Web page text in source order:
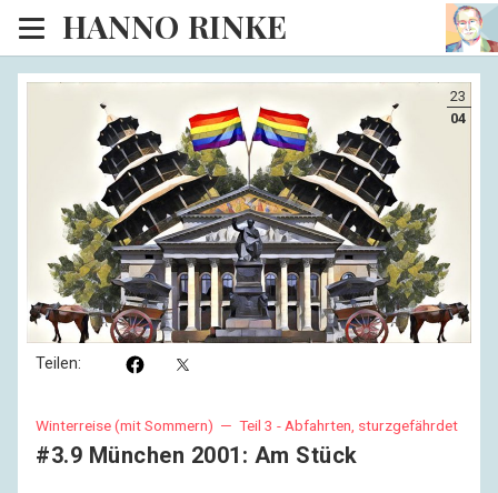
HANNO RINKE
Heim
EISINSEL
Sonntagspredigten
Blog
Lesesaal
Hörsaal
Kinosaal
Teilen:
23
04
Winterreise (mit Sommern) — Teil 3 - Abfahrten, sturzgefährdet
#3.9 München 2001: Am Stück